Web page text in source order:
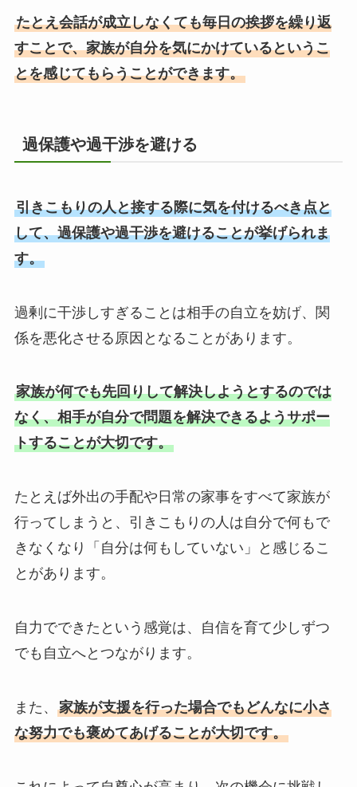
たとえ会話が成立しなくても毎日の挨拶を繰り返
すことで、家族が自分を気にかけているというこ
とを感じてもらうことができます。
過保護や過干渉を避ける
引きこもりの人と接する際に気を付けるべき点と
して、過保護や過干渉を避けることが挙げられま
す。
過剰に干渉しすぎることは相手の自立を妨げ、関
係を悪化させる原因となることがあります。
家族が何でも先回りして解決しようとするのでは
なく、相手が自分で問題を解決できるようサポー
トすることが大切です。
たとえば外出の手配や日常の家事をすべて家族が
行ってしまうと、引きこもりの人は自分で何もで
きなくなり「自分は何もしていない」と感じるこ
とがあります。
自力でできたという感覚は、自信を育て少しずつ
でも自立へとつながります。
また、 家族が支援を行った場合でもどんなに小さ
な努力でも褒めてあげることが大切です。